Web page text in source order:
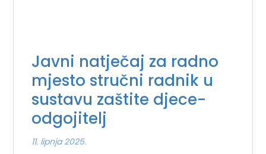
Javni natječaj za radno
mjesto stručni radnik u
sustavu zaštite djece-
odgojitelj
11. lipnja 2025.